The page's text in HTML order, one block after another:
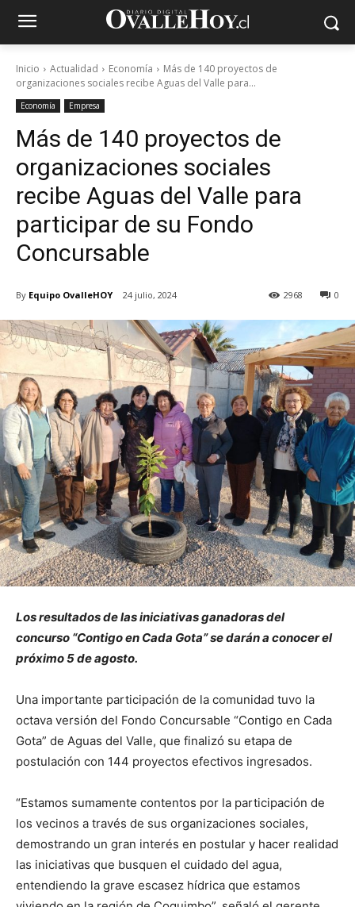
Inicio Actualidad Economía
Más de 140 proyectos de
organizaciones sociales recibe Aguas del Valle para...
Economía Empresa
Más de 140 proyectos de
organizaciones sociales
recibe Aguas del Valle para
participar de su Fondo
Concursable
By Equipo OvalleHOY 24 julio, 2024 0
2968
Los resultados de las iniciativas ganadoras del
concurso “Contigo en Cada Gota” se darán a conocer el
próximo 5 de agosto.
Una importante participación de la comunidad tuvo la
octava versión del Fondo Concursable “Contigo en Cada
Gota” de Aguas del Valle, que finalizó su etapa de
postulación con 144 proyectos efectivos ingresados.
“Estamos sumamente contentos por la participación de
los vecinos a través de sus organizaciones sociales,
demostrando un gran interés en postular y hacer realidad
las iniciativas que busquen el cuidado del agua,
entendiendo la grave escasez hídrica que estamos